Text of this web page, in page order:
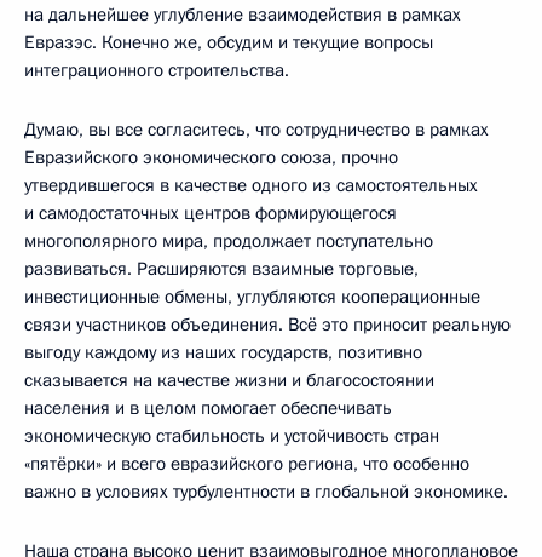
на дальнейшее углубление взаимодействия в рамках
Евразэс. Конечно же, обсудим и текущие вопросы
интеграционного строительства.
Думаю, вы все согласитесь, что сотрудничество в рамках
Евразийского экономического союза, прочно
утвердившегося в качестве одного из самостоятельных
и самодостаточных центров формирующегося
многополярного мира, продолжает поступательно
развиваться. Расширяются взаимные торговые,
инвестиционные обмены, углубляются кооперационные
связи участников объединения. Всё это приносит реальную
выгоду каждому из наших государств, позитивно
сказывается на качестве жизни и благосостоянии
населения и в целом помогает обеспечивать
экономическую стабильность и устойчивость стран
«пятёрки» и всего евразийского региона, что особенно
важно в условиях турбулентности в глобальной экономике.
Наша страна высоко ценит взаимовыгодное многоплановое